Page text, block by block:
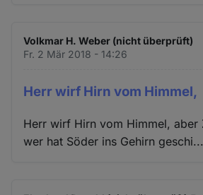
Volkmar H. Weber (nicht überprüft)
Fr. 2 Mär 2018 - 14:26
Herr wirf Hirn vom Himmel,
Herr wirf Hirn vom Himmel, aber
wer hat Söder ins Gehirn